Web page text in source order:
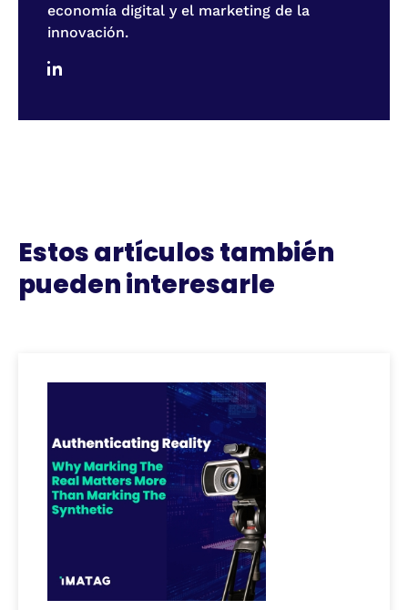
economía digital y el marketing de la
innovación.
Estos artículos también
pueden interesarle